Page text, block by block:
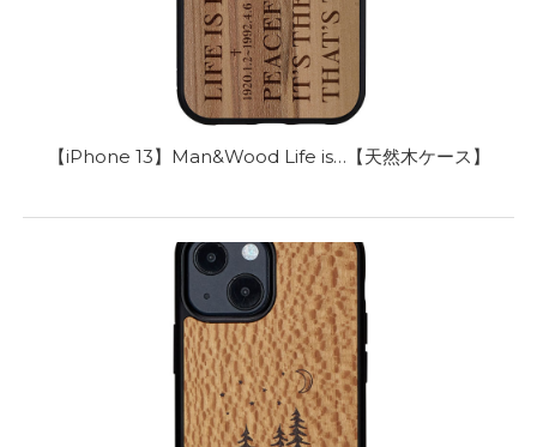
【iPhone 13】Man&Wood Life is…【天然木ケース】